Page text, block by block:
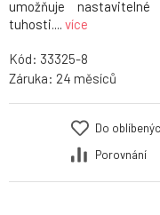
umožňuje
tuhosti.... více
Kód: 33325-8
Záruka: 24
Do
Porovnání